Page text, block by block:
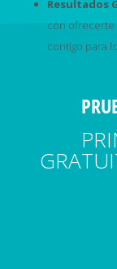
Resultados
con ofrecerte
contigo para